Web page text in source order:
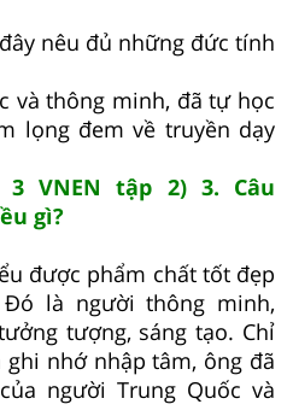
nêu đủ những đức tính
và thông minh, đã tự học
lọng đem về truyền dạy
VNEN tập 2) 3. Câu
gì?
được phẩm chất tốt đẹp
Đó là người thông minh,
tượng, sáng tạo. Chỉ
ghi nhớ nhập tâm, ông đã
người Trung Quốc và